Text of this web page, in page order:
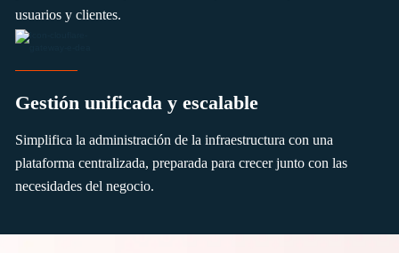
usuarios y clientes.
Gestión unificada y escalable
Simplifica la administración de la infraestructura con una
plataforma centralizada, preparada para crecer junto con las
necesidades del negocio.